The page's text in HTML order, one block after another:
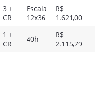
3 +
CR
Escala
12x36
R$
1.621,00
1 +
CR
40h
R$
2.115,79